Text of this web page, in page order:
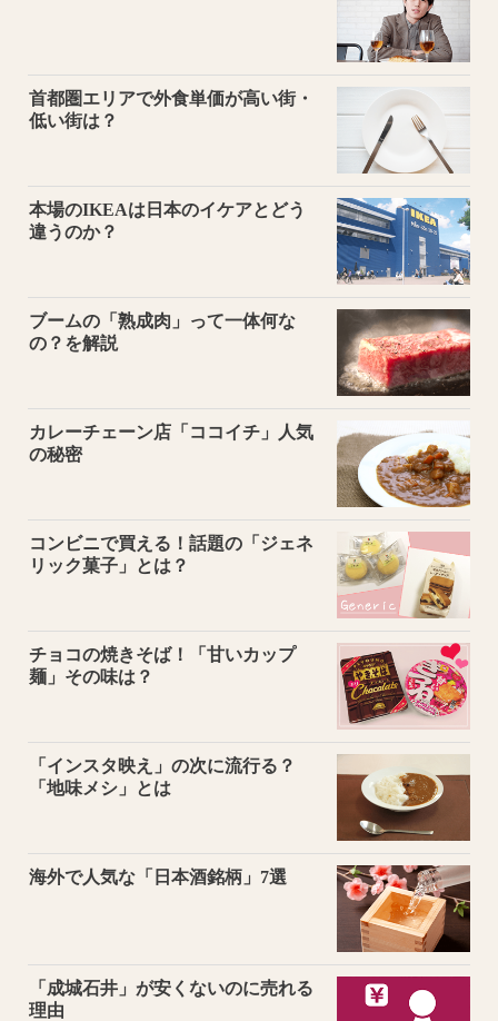
首都圏エリアで外食単価が高い街・
低い街は？
本場のIKEAは日本のイケアとどう
違うのか？
ブームの「熟成肉」って一体何な
の？を解説
カレーチェーン店「ココイチ」人気
の秘密
コンビニで買える！話題の「ジェネ
リック菓子」とは？
チョコの焼きそば！「甘いカップ
麺」その味は？
「インスタ映え」の次に流行る？
「地味メシ」とは
海外で人気な「日本酒銘柄」7選
「成城石井」が安くないのに売れる
理由